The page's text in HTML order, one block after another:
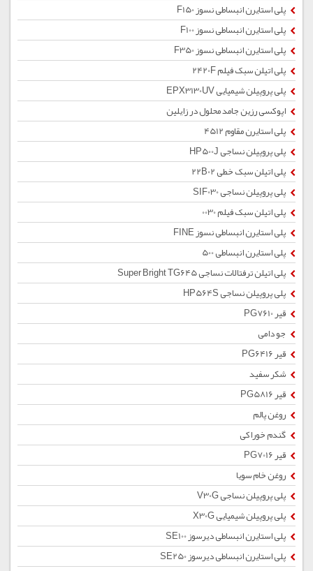
پلی استایرن انبساطی نسوز F150
پلی استایرن انبساطی نسوز F100
پلی استایرن انبساطی نسوز F350
پلی اتیلن سبک فیلم 2420F
پلی پروپیلن شیمیایی EPX3130UV
اپوکسی رزین جامد محلول در زایلین
پلی استایرن مقاوم 4512
پلی پروپیلن نساجی HP500J
پلی اتیلن سبک خطی 22B02
پلی پروپیلن نساجی SIF030
پلی اتیلن سبک فیلم 0030
پلی استایرن انبساطی نسوز FINE
پلی استایرن انبساطی 500
پلی اتیلن ترفتالات نساجی Super Bright TG645
پلی پروپیلن نساجی HP564S
قیر PG7610
جو دامی
قیر PG6416
شکر سفید
قیر PG5816
روغن پالم
گندم خوراکی
قیر PG7016
روغن خام سویا
پلی پروپیلن نساجی V30G
پلی پروپیلن شیمیایی X30G
پلی استایرن انبساطی دیرسوز SE100
پلی استایرن انبساطی دیرسوز SE250